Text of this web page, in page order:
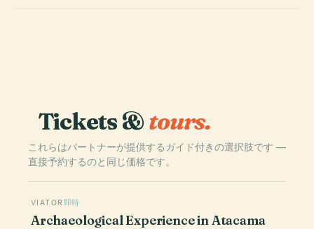
Tickets &tours.
これらはパートナーが提供するガイド付きの選択肢です —
直接予約するのと同じ価格です。
VIATOR 即時
Archaeological Experience in Atacama